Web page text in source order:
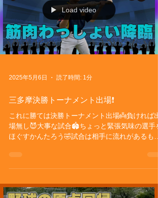
Load video
2025年5月6日 読了時間: 1分
三多摩決勝トーナメント出場❗️
これに勝ては決勝トーナメント出場👼負ければ出
場無し😈大事な試合🏟️ちょっと緊張気味の選手を
ほぐすかんたろう🤣試合は相手に流れがあるもの
事勝利❗️ 三多摩決勝トーナメント出場❗️